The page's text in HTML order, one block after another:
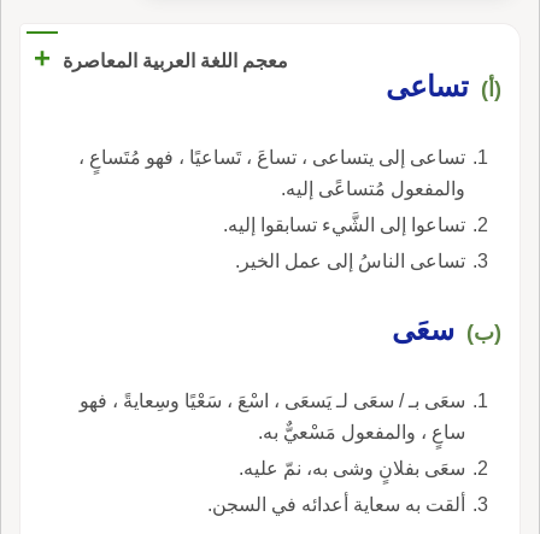
معجم اللغة العربية المعاصرة +
(أ) تساعى
تساعى إلى يتساعى ، تساعَ ، تَساعيًا ، فهو مُتَساعٍ ،
والمفعول مُتساعًى إليه.
تساعوا إلى الشَّيء تسابقوا إليه.
تساعى الناسُ إلى عمل الخير.
(ب) سعَى
سعَى بـ / سعَى لـ يَسعَى ، اسْعَ ، سَعْيًا وسِعايةً ، فهو
ساعٍ ، والمفعول مَسْعيٌّ به.
سعَى بفلانٍ وشى به، نمّ عليه.
ألقت به سعاية أعدائه في السجن.